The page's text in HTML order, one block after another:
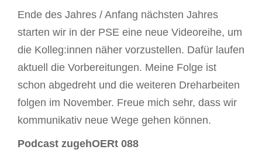
Ende des Jahres / Anfang nächsten Jahres
starten wir in der PSE eine neue Videoreihe, um
die Kolleg:innen näher vorzustellen. Dafür laufen
aktuell die Vorbereitungen. Meine Folge ist
schon abgedreht und die weiteren Dreharbeiten
folgen im November. Freue mich sehr, dass wir
kommunikativ neue Wege gehen können.
Podcast zugehOERt 088